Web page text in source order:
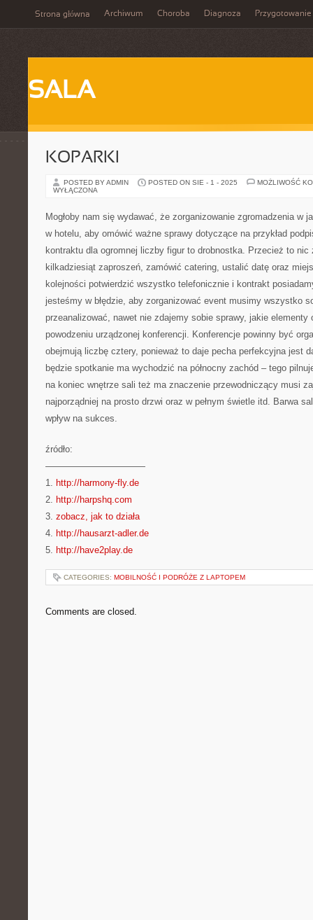
Strona główna Archiwum Choroba Diagnoza Przygotowanie
SALA
KOPARKI
POSTED BY ADMIN POSTED ON SIE - 1 - 2025
MOŻLIWOŚĆ
WYŁĄCZONA
Mogłoby nam się wydawać, że zorganizowanie zgromadzenia w
w hotelu, aby omówić ważne sprawy dotyczące na przykład
kontraktu dla ogromnej liczby figur to drobnostka. Przecież to nic
kilkadziesiąt zaproszeń, zamówić catering, ustalić datę oraz
kolejności potwierdzić wszystko telefonicznie i kontrakt
jesteśmy w błędzie, aby zorganizować event musimy wszystko
przeanalizować, nawet nie zdajemy sobie sprawy, jakie elementy
powodzeniu urządzonej konferencji. Konferencje powinny być
obejmują liczbę cztery, ponieważ to daje pecha perfekcyjna jest
będzie spotkanie ma wychodzić na północny zachód – tego
na koniec wnętrze sali też ma znaczenie przewodniczący musi
najporządniej na prosto drzwi oraz w pełnym świetle itd. Barwa
wpływ na sukces.
źródło:
———————————
1. http://harmony-fly.de
2. http://harpshq.com
3. zobacz, jak to działa
4. http://hausarzt-adler.de
5. http://have2play.de
CATEGORIES: MOBILNOŚĆ I PODRÓŻE Z LAPTOPEM
Comments are closed.